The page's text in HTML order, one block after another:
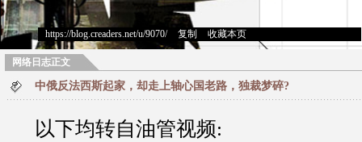
https://blog.creaders.net/u/9070/> 复制 收藏本页
网络日志正文
中俄反法西斯起家，却走上轴心国老路，独裁梦碎?
以下均转自油管视频: